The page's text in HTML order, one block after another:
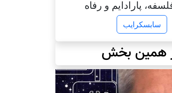
پارادایم و رفاه
سابسکرایب
همین بخش